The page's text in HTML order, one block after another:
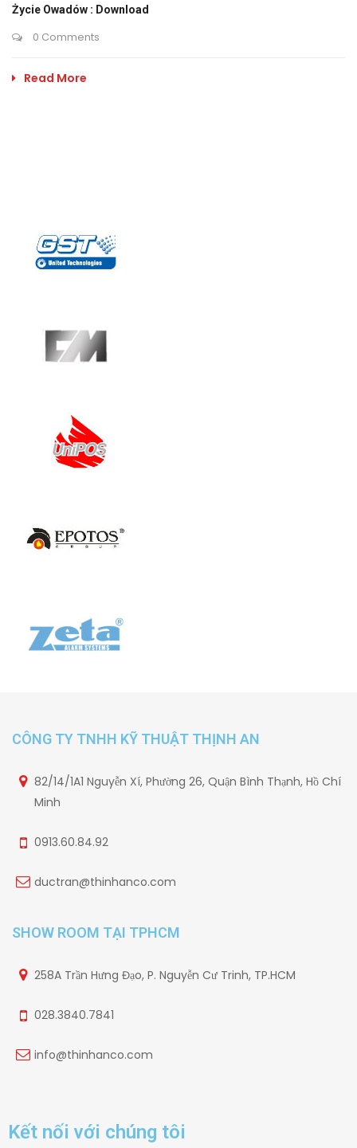
Życie Owadów : Download
0 Comments
Read More
CÔNG TY TNHH KỸ THUẬT THỊNH AN
82/14/1A1 Nguyễn Xí, Phường 26, Quận Bình Thạnh, Hồ Chí
Minh
0913.60.84.92
ductran@thinhanco.com
SHOW ROOM TẠI TPHCM
258A Trần Hưng Đạo, P. Nguyễn Cư Trinh, TP.HCM
028.3840.7841
info@thinhanco.com
Kết nối với chúng tôi